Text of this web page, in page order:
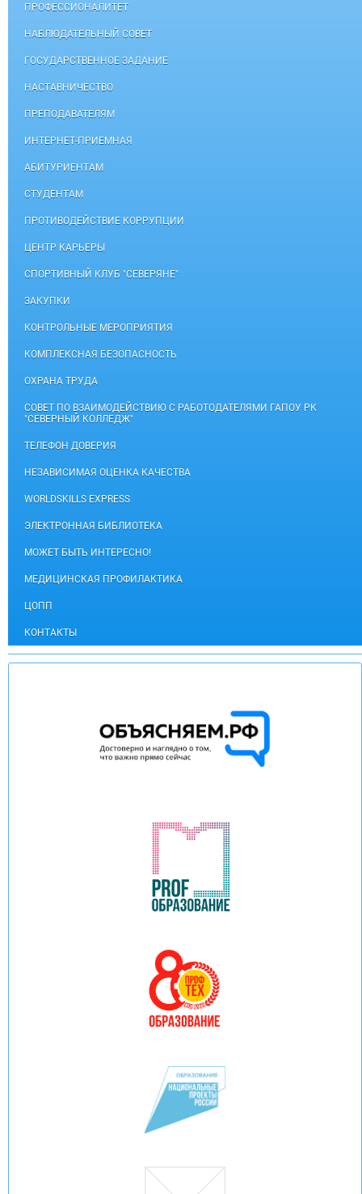
ПРОФЕССИОНАЛИТЕТ
НАБЛЮДАТЕЛЬНЫЙ СОВЕТ
ГОСУДАРСТВЕННОЕ ЗАДАНИЕ
НАСТАВНИЧЕСТВО
ПРЕПОДАВАТЕЛЯМ
ИНТЕРНЕТ-ПРИЕМНАЯ
АБИТУРИЕНТАМ
СТУДЕНТАМ
ПРОТИВОДЕЙСТВИЕ КОРРУПЦИИ
ЦЕНТР КАРЬЕРЫ
СПОРТИВНЫЙ КЛУБ "СЕВЕРЯНЕ"
ЗАКУПКИ
КОНТРОЛЬНЫЕ МЕРОПРИЯТИЯ
КОМПЛЕКСНАЯ БЕЗОПАСНОСТЬ
ОХРАНА ТРУДА
СОВЕТ ПО ВЗАИМОДЕЙСТВИЮ С РАБОТОДАТЕЛЯМИ ГАПОУ РК
"СЕВЕРНЫЙ КОЛЛЕДЖ"
ТЕЛЕФОН ДОВЕРИЯ
НЕЗАВИСИМАЯ ОЦЕНКА КАЧЕСТВА
WORLDSKILLS EXPRESS
ЭЛЕКТРОННАЯ БИБЛИОТЕКА
МОЖЕТ БЫТЬ ИНТЕРЕСНО!
МЕДИЦИНСКАЯ ПРОФИЛАКТИКА
ЦОПП
КОНТАКТЫ